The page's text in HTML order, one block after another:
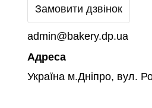
Замовити дзвінок
admin@bakery.dp.ua
Адреса
Україна м.Дніпро, вул.